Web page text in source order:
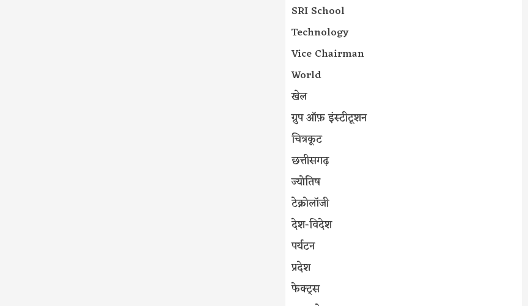
SRI School
Technology
Vice Chairman
World
खेल
ग्रुप ऑफ़ इंस्टीटूशन
चित्रकूट
छत्तीसगढ़
ज्योतिष
टेक्नोलॉजी
देश-विदेश
पर्यटन
प्रदेश
फेक्ट्स